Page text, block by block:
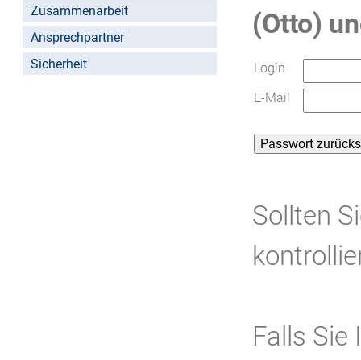
Zusammenarbeit
Ansprechpartner
Sicherheit
(Otto)
Login
E-Mail
Sollten
Falls